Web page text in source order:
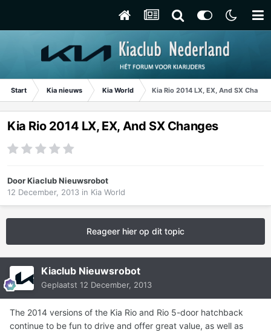
Start Kia nieuws Kia World Kia Rio 2014 LX, EX, And SX
Kia Rio 2014 LX, EX, And SX Changes
DoorKiaclub Nieuwsrobot
12 December, 2013 in Kia World
Reageer hier op dit topic
Kiaclub Nieuwsrobot
Geplaatst 12 December, 2013
The 2014 versions of the Kia Rio and Rio 5-door hatchback
continue to be fun to drive and offer great value, as well as